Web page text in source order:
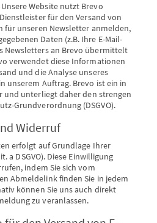
Website nutzt Brevo
für den Versand von
für unseren Newsletter anmelden,
Daten (z.B. Ihre E-Mail-
Newsletters an Brevo übermittelt
verwendet diese Informationen
und die Analyse unseres
unserem Auftrag. Brevo ist ein in
und unterliegt daher den strengen
Grundverordnung (DSGVO).
Widerruf
erfolgt auf Grundlage Ihrer
a DSGVO). Diese Einwilligung
indem Sie sich vom
Abmeldelink finden Sie in jedem
können Sie uns auch direkt
zu veranlassen.